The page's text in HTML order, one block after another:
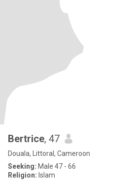
Bertrice, 47
Douala, Littoral, Cameroon
Seeking: Male 47 - 66
Religion: Islam